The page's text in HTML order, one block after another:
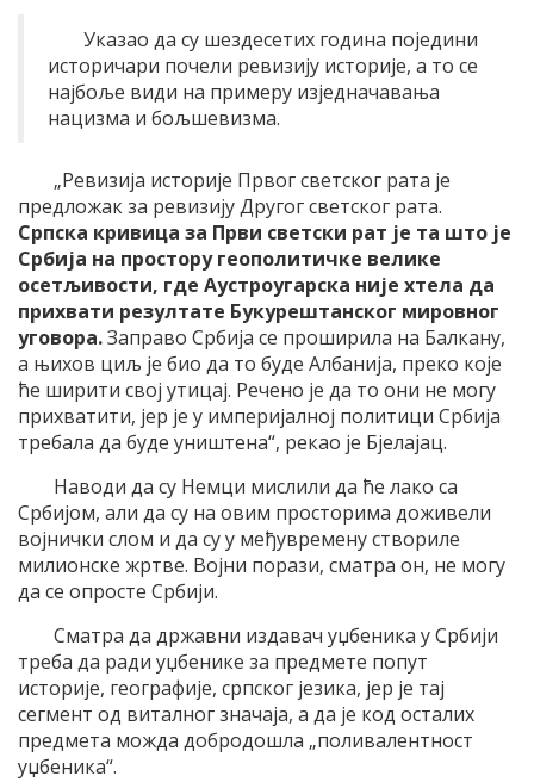
Указао да су шездесетих година поједини
историчари почели ревизију историје, а то се
најбоље види на примеру изједначавања
нацизма и бољшевизма.
„Ревизија историје Првог светског рата је
предложак за ревизију Другог светског рата.
Српска кривица за Први светски рат је та што је
Србија на простору геополитичке велике
осетљивости, где Аустроугарска није хтела да
прихвати резултате Букурештанског мировног
уговора.Заправо Србија се проширила на Балкану,
а њихов циљ је био да то буде Албанија, преко које
ће ширити свој утицај. Речено је да то они не могу
прихватити, јер је у империјалној политици Србија
требала да буде уништена“, рекао је Бјелајац.
Наводи да су Немци мислили да ће лако са
Србијом, али да су на овим просторима доживели
војнички слом и да су у међувремену створиле
милионске жртве. Војни порази, сматра он, не могу
да се опросте Србији.
Сматра да државни издавач уџбеника у Србији
треба да ради уџбенике за предмете попут
историје, географије, српског језика, јер је тај
сегмент од виталног значаја, а да је код осталих
предмета можда добродошла „поливалентност
уџбеника“.